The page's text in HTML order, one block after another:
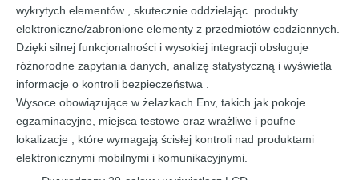
wykrytych elementów , skutecznie oddzielając produkty
elektroniczne/zabronione elementy z przedmiotów codziennych.
Dzięki silnej funkcjonalności i wysokiej integracji obsługuje
różnorodne zapytania danych, analizę statystyczną i wyświetla
informacje o kontroli bezpieczeństwa .
Wysoce obowiązujące w żelazkach Env, takich jak pokoje
egzaminacyjne, miejsca testowe oraz wrażliwe i poufne
lokalizacje , które wymagają ścisłej kontroli nad produktami
elektronicznymi mobilnymi i komunikacyjnymi.